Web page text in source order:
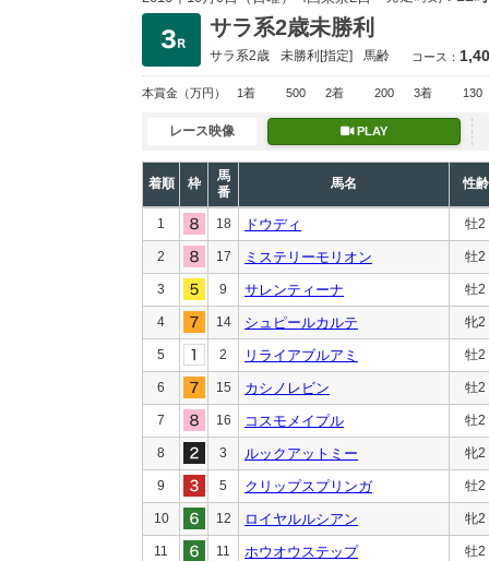
サラ系2歳未勝利
サラ系2歳 未勝利[指定] 馬齢 コース：
本賞金 （万円） 1着 500 2着 200 3着 130
レース映像 PLAY
着順 枠
馬
番
馬名 性齢
1 18 ドウディ 牡2
2 17 ミステリーモリオン 牡2
3 9 サレンティーナ 牡2
4 14 シュピールカルテ 牝2
5 2 リライアブルアミ 牡2
6 15 カシノレビン 牡2
7 16 コスモメイプル 牡2
8 3 ルックアットミー 牝2
9 5 クリップスプリンガ 牡2
10 12 ロイヤルルシアン 牝2
11 11 ホウオウステップ 牡2